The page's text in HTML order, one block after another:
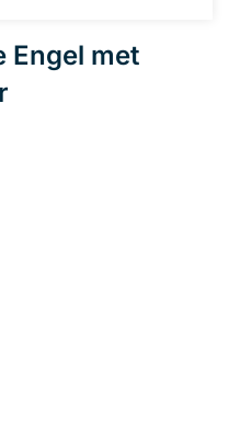
Engel met